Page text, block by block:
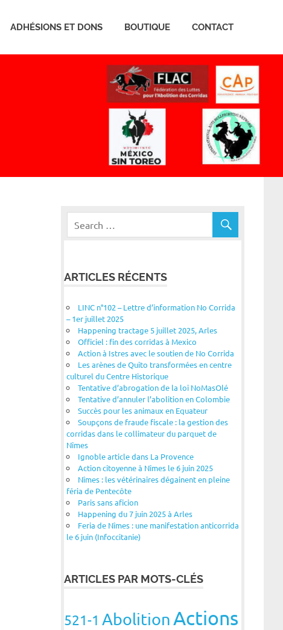
ADHÉSIONS ET DONS BOUTIQUE CONTACT
ARTICLES RÉCENTS
LINC n°102 – Lettre d’information No Corrida
– 1er juillet 2025
Happening tractage 5 juillet 2025, Arles
Officiel : fin des corridas à Mexico
Action à Istres avec le soutien de No Corrida
Les arènes de Quito transformées en centre
culturel du Centre Historique
Tentative d’abrogation de la loi NoMasOlé
Tentative d’annuler l’abolition en Colombie
Succès pour les animaux en Equateur
Soupçons de fraude fiscale : la gestion des
corridas dans le collimateur du parquet de
Nîmes
Ignoble article dans La Provence
Action citoyenne à Nîmes le 6 juin 2025
Nîmes : les vétérinaires dégainent en pleine
féria de Pentecôte
Paris sans aficion
Happening du 7 juin 2025 à Arles
Feria de Nîmes : une manifestation anticorrida
le 6 juin (Infoccitanie)
ARTICLES PAR MOTS-CLÉS
521-1 AbolitionActions